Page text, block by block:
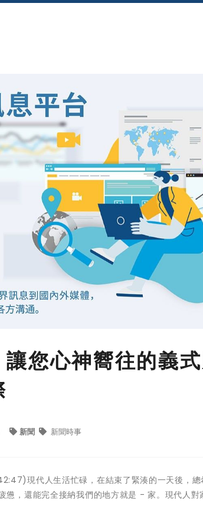
您心神嚮往的義
新聞 新聞時事
現代人生活忙碌，在結束了緊湊的一天後，
憊，還能完全接納我們的地方就是 - 家。現代人